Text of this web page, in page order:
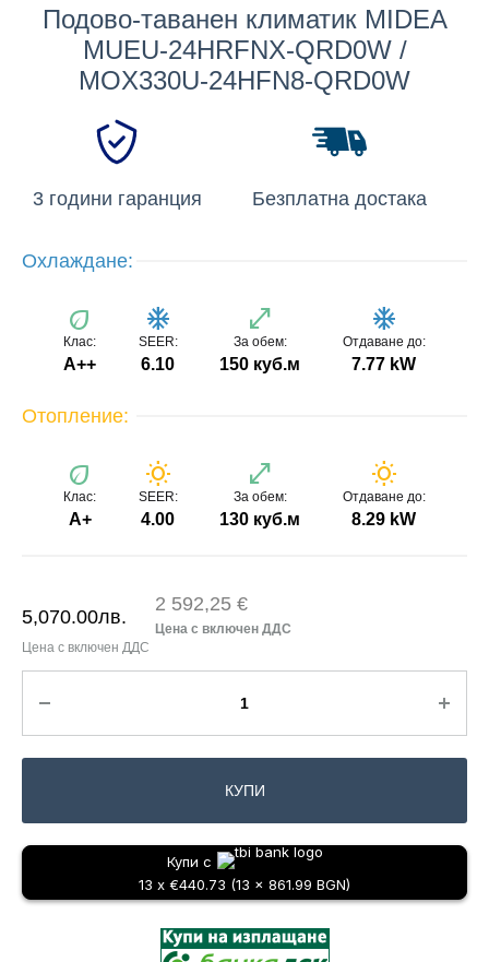
Подово-таванен климатик MIDEA
MUEU-24HRFNX-QRD0W /
MOX330U-24HFN8-QRD0W
3 години гаранция Безплатна достака
Охлаждане:
eco
Клас:
A++
ac_unit
SEER:
6.10
open_in_full
За обем:
150 куб.м
ac_unit
Отдаване до:
7.77 kW
Отопление:
eco
Клас:
A+
wb_sunny
SEER:
4.00
open_in_full
За обем:
130 куб.м
wb_sunny
Отдаване до:
8.29 kW
5,070.00лв.
2 592,25 €
КУПИ
Купи с
13 x €440.73 (13 x 861.99 BGN)